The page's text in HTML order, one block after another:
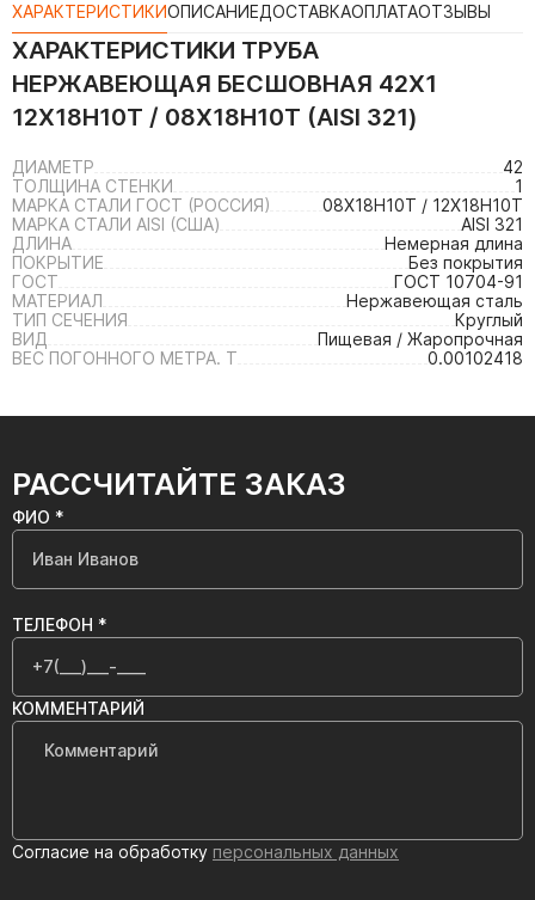
ХАРАКТЕРИСТИКИОПИСАНИЕДОСТАВКАОПЛАТАОТЗЫВЫ
ХАРАКТЕРИСТИКИ ТРУБА
НЕРЖАВЕЮЩАЯ БЕСШОВНАЯ 42Х1
12Х18Н10Т / 08Х18Н10Т (AISI 321)
ДИАМЕТР
42
ТОЛЩИНА СТЕНКИ
1
МАРКА СТАЛИ ГОСТ (РОССИЯ)
08Х18Н10Т / 12Х18Н10Т
МАРКА СТАЛИ AISI (США)
AISI 321
ДЛИНА
Немерная длина
ПОКРЫТИЕ
Без покрытия
ГОСТ
ГОСТ 10704-91
МАТЕРИАЛ
Нержавеющая сталь
ТИП СЕЧЕНИЯ
Круглый
ВИД
Пищевая / Жаропрочная
ВЕС ПОГОННОГО МЕТРА. Т
0.00102418
РАССЧИТАЙТЕ ЗАКАЗ
ФИО *
ТЕЛЕФОН *
КОММЕНТАРИЙ
Согласие на обработку персональных данных